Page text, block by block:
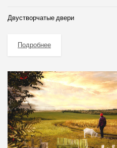
Двустворчатые двери
Подробнее